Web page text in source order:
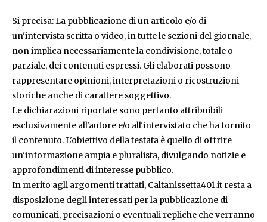
Si precisa: La pubblicazione di un articolo e/o di
un'intervista scritta o video, in tutte le sezioni del giornale,
non implica necessariamente la condivisione, totale o
parziale, dei contenuti espressi. Gli elaborati possono
rappresentare opinioni, interpretazioni o ricostruzioni
storiche anche di carattere soggettivo.
Le dichiarazioni riportate sono pertanto attribuibili
esclusivamente all'autore e/o all'intervistato che ha fornito
il contenuto. L'obiettivo della testata è quello di offrire
un'informazione ampia e pluralista, divulgando notizie e
approfondimenti di interesse pubblico.
In merito agli argomenti trattati, Caltanissetta401.it resta a
disposizione degli interessati per la pubblicazione di
comunicati, precisazioni o eventuali repliche che verranno